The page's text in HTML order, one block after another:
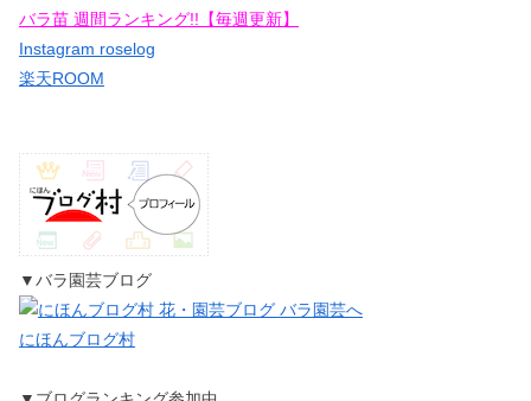
バラ苗 週間ランキング!!【毎週更新】
Instagram roselog
楽天ROOM
▼バラ園芸ブログ
にほんブログ村